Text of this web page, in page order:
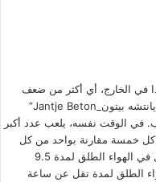
أبدا في الخارج، أي أكثر من ضعف
العدد الإجمالي قبل أربع سنوات ، وفقا لجمعية “يانتشه بيتون_Jantje Beton”
في الوقت نفسه، يلعب عدد أكبر
كل خمسة مقارنة بواحد من كل
ستة في عام 2018. في المتوسط يلعب الأطفال في الهواء الطلق لمدة 9.5
يلعبون في الهواء الطلق لمدة تقل عن ساعة